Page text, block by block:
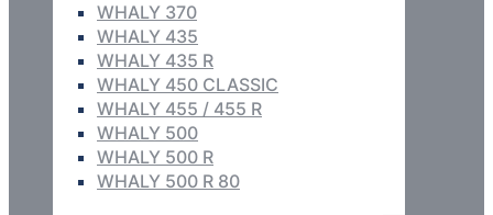
WHALY 370
WHALY 435
WHALY 435 R
WHALY 450 CLASSIC
WHALY 455 / 455 R
WHALY 500
WHALY 500 R
WHALY 500 R 80